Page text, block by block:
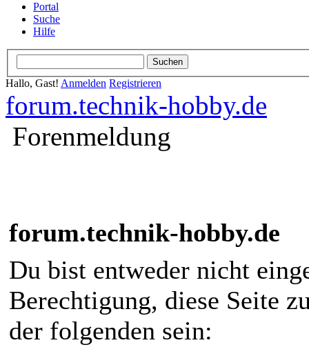
Portal
Suche
Hilfe
Hallo, Gast! Anmelden Registrieren
forum.technik-hobby.de
Forenmeldung
forum.technik-hobby.de
Du bist entweder nicht
Berechtigung, diese Seite
der folgenden sein: